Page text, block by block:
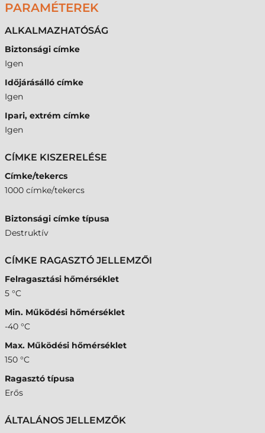
PARAMÉTEREK
ALKALMAZHATÓSÁG
Biztonsági címke
Igen
Időjárásálló címke
Igen
Ipari, extrém címke
Igen
CÍMKE KISZERELÉSE
Címke/tekercs
1000 címke/tekercs
Biztonsági címke típusa
Destruktív
CÍMKE RAGASZTÓ JELLEMZŐI
Felragasztási hőmérséklet
5 °C
Min. Működési hőmérséklet
-40 °C
Max. Működési hőmérséklet
150 °C
Ragasztó típusa
Erős
ÁLTALÁNOS JELLEMZŐK